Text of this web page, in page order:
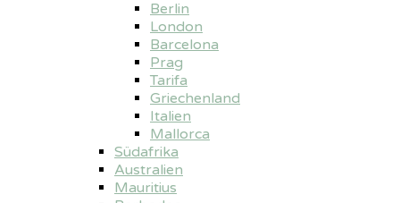
Berlin
London
Barcelona
Prag
Tarifa
Griechenland
Italien
Mallorca
Südafrika
Australien
Mauritius